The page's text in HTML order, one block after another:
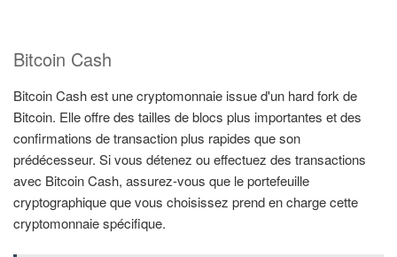
Bitcoin Cash
Bitcoin Cash est une cryptomonnaie issue d'un hard fork de
Bitcoin. Elle offre des tailles de blocs plus importantes et des
confirmations de transaction plus rapides que son
prédécesseur. Si vous détenez ou effectuez des transactions
avec Bitcoin Cash, assurez-vous que le portefeuille
cryptographique que vous choisissez prend en charge cette
cryptomonnaie spécifique.